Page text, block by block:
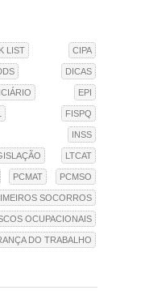
LIST CIPA
DICAS
EPI
FISPQ
INSS
LTCAT
PCMAT PCMSO
SOCORROS
OCUPACIONAIS
DO TRABALHO